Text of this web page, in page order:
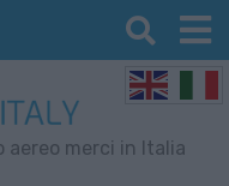
aereo merci in Italia